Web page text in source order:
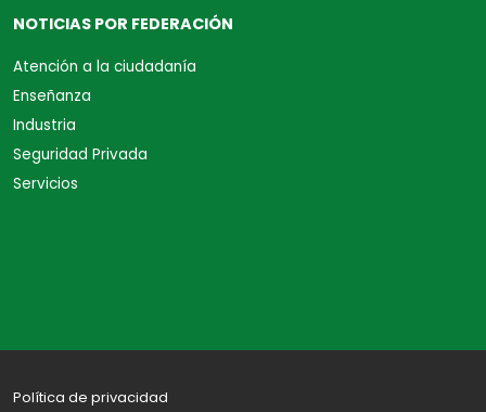
NOTICIAS POR FEDERACIÓN
Atención a la ciudadanía
Enseñanza
Industria
Seguridad Privada
Servicios
Política de privacidad